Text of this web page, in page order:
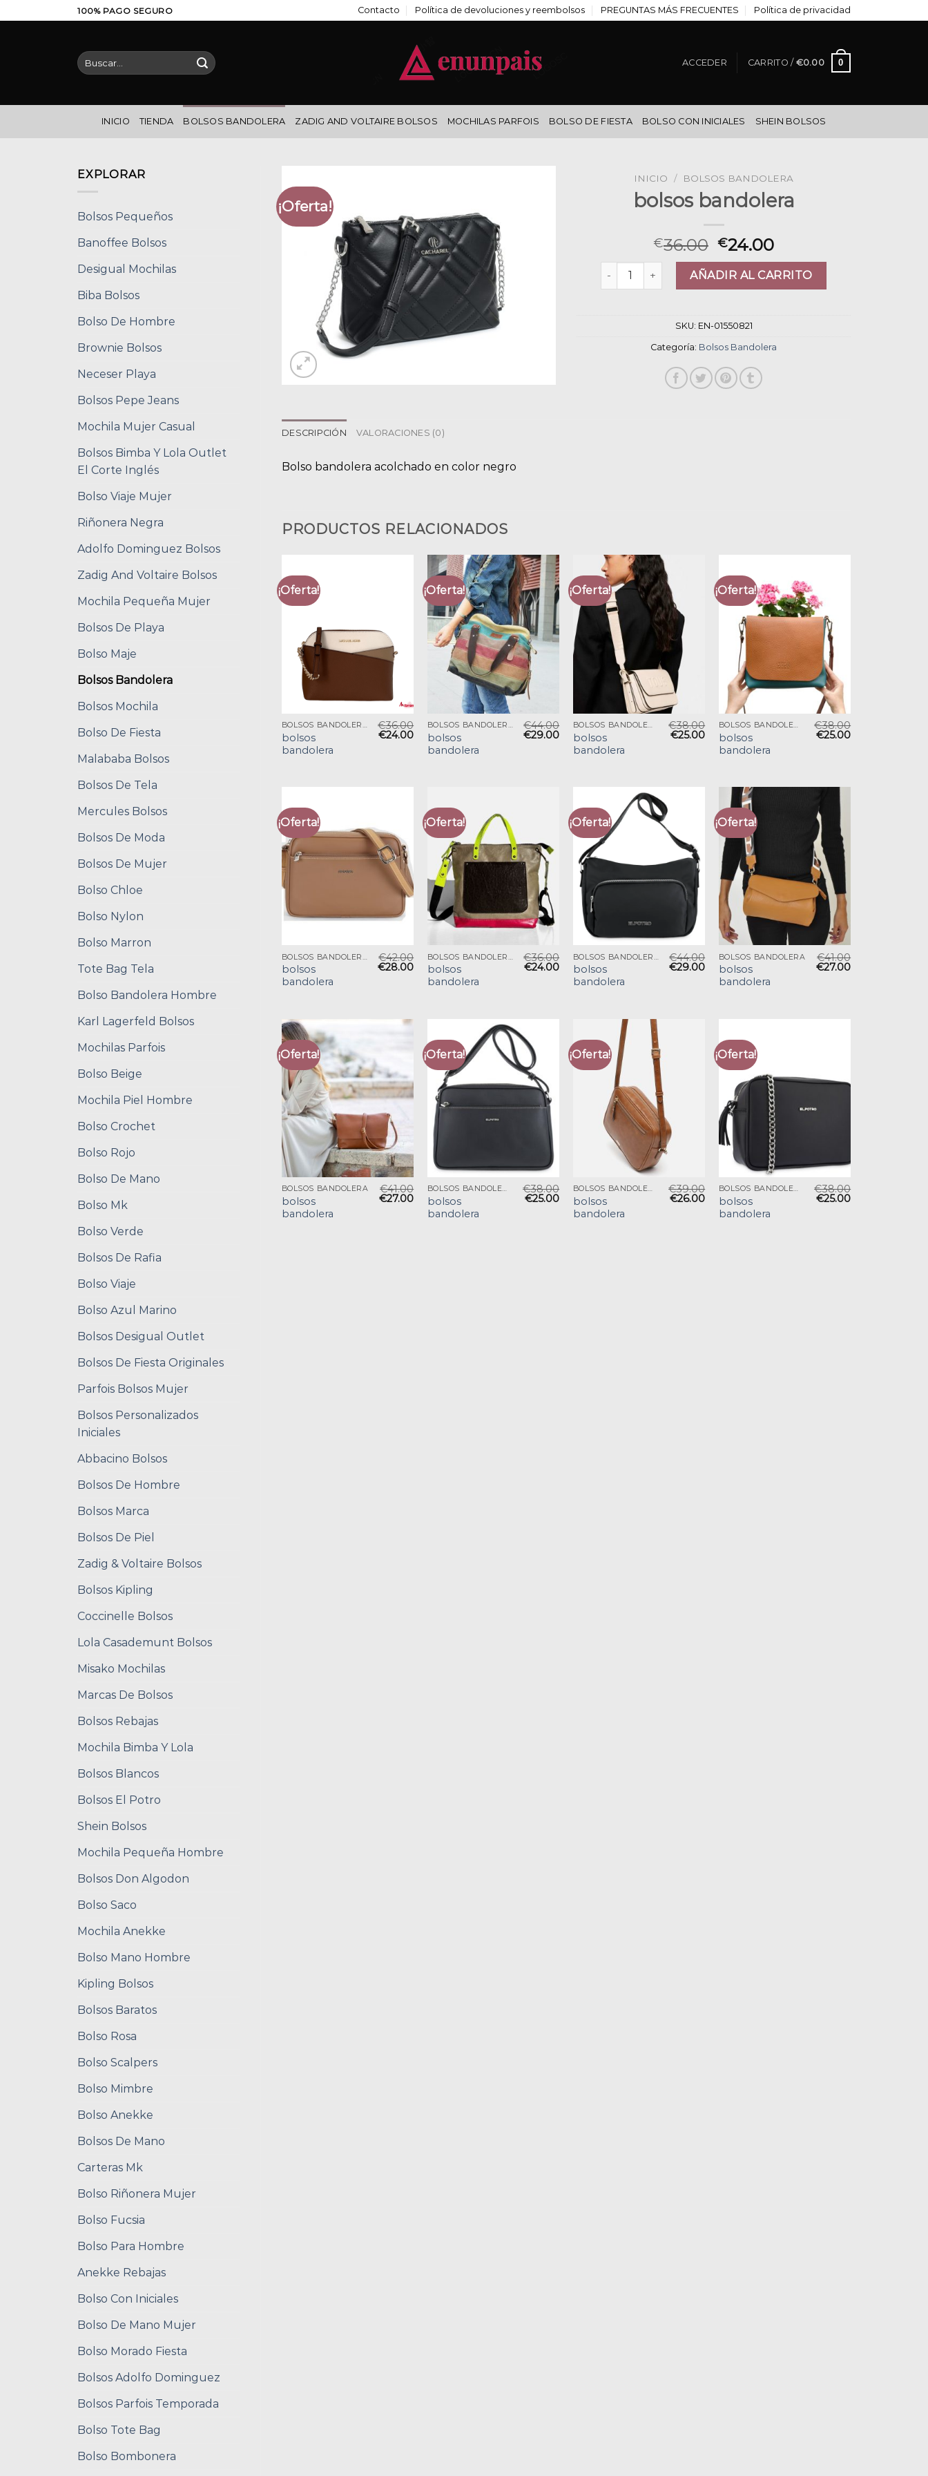
al
100% PAGO SEGURO Contacto Política de devoluciones y reembolsos PREGUNTAS MÁS FRECUENTES Política de privacidad
Buscar
por:
ACCEDER CARRITO / €0.00 0
INICIO TIENDA BOLSOS BANDOLERA ZADIG AND VOLTAIRE BOLSOS MOCHILAS PARFOIS BOLSO DE FIESTA BOLSO CON INICIALES SHEIN BOLSOS
EXPLORAR
Bolsos Pequeños
Banoffee Bolsos
Desigual Mochilas
Biba Bolsos
Bolso De Hombre
Brownie Bolsos
Neceser Playa
Bolsos Pepe Jeans
Mochila Mujer Casual
Bolsos Bimba Y Lola Outlet
El Corte Inglés
Bolso Viaje Mujer
Riñonera Negra
Adolfo Dominguez Bolsos
Zadig And Voltaire Bolsos
Mochila Pequeña Mujer
Bolsos De Playa
Bolso Maje
Bolsos Bandolera
Bolsos Mochila
Bolso De Fiesta
Malababa Bolsos
Bolsos De Tela
Mercules Bolsos
Bolsos De Moda
Bolsos De Mujer
Bolso Chloe
Bolso Nylon
Bolso Marron
Tote Bag Tela
Bolso Bandolera Hombre
Karl Lagerfeld Bolsos
Mochilas Parfois
Bolso Beige
Mochila Piel Hombre
Bolso Crochet
Bolso Rojo
Bolso De Mano
Bolso Mk
Bolso Verde
Bolsos De Rafia
Bolso Viaje
Bolso Azul Marino
Bolsos Desigual Outlet
Bolsos De Fiesta Originales
Parfois Bolsos Mujer
Bolsos Personalizados
Iniciales
Abbacino Bolsos
Bolsos De Hombre
Bolsos Marca
Bolsos De Piel
Zadig & Voltaire Bolsos
Bolsos Kipling
Coccinelle Bolsos
Lola Casademunt Bolsos
Misako Mochilas
Marcas De Bolsos
Bolsos Rebajas
Mochila Bimba Y Lola
Bolsos Blancos
Bolsos El Potro
Shein Bolsos
Mochila Pequeña Hombre
Bolsos Don Algodon
Bolso Saco
Mochila Anekke
Bolso Mano Hombre
Kipling Bolsos
Bolsos Baratos
Bolso Rosa
Bolso Scalpers
Bolso Mimbre
Bolso Anekke
Bolsos De Mano
Carteras Mk
Bolso Riñonera Mujer
Bolso Fucsia
Bolso Para Hombre
Anekke Rebajas
Bolso Con Iniciales
Bolso De Mano Mujer
Bolso Morado Fiesta
Bolsos Adolfo Dominguez
Bolsos Parfois Temporada
Bolso Tote Bag
Bolso Bombonera
¡Oferta!
INICIO / BOLSOS BANDOLERA
bolsos bandolera
€36.00 €24.00
bolsos bandolera cantidadAÑADIR AL CARRITO
SKU: EN-01550821
Categoría: Bolsos Bandolera
DESCRIPCIÓN VALORACIONES (0)
Bolso bandolera acolchado en color negro
PRODUCTOS RELACIONADOS
¡Oferta!
BOLSOS BANDOLERA
bolsos
bandolera
€36.00
€24.00
¡Oferta!
BOLSOS BANDOLERA
bolsos
bandolera
€44.00
€29.00
¡Oferta!
BOLSOS BANDOLERA
bolsos
bandolera
€38.00
€25.00
¡Oferta!
BOLSOS BANDOLERA
bolsos
bandolera
€38.00
€25.00
¡Oferta!
bolsos
bandolera
€42.00
€28.00
¡Oferta!
bolsos
bandolera
€36.00
€24.00
¡Oferta!
bolsos
bandolera
€44.00
€29.00
¡Oferta!
BOLSOS BANDOLERA
bolsos
bandolera
€41.00
€27.00
¡Oferta!
BOLSOS BANDOLERA
bolsos
bandolera
€41.00
€27.00
¡Oferta!
BOLSOS BANDOLERA
bolsos
bandolera
€38.00
€25.00
¡Oferta!
BOLSOS BANDOLERA
bolsos
bandolera
€39.00
€26.00
¡Oferta!
BOLSOS BANDOLERA
bolsos
bandolera
€38.00
€25.00